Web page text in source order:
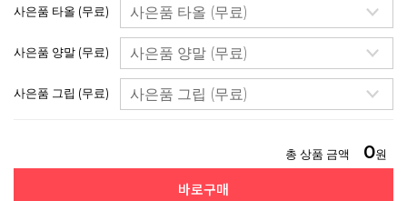
사은품 타올 (무료)
사은품 양말 (무료)
사은품 그립 (무료)
총 상품 금액 0원
바로구매